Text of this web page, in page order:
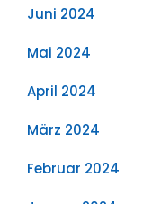
Juni 2024
Mai 2024
April 2024
März 2024
Februar 2024